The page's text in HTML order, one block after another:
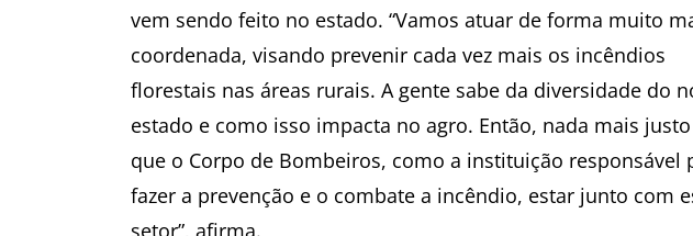
vem sendo feito no estado. “Vamos atuar de forma muito
coordenada, visando prevenir cada vez mais os incêndios
florestais nas áreas rurais. A gente sabe da diversidade do
estado e como isso impacta no agro. Então, nada mais
que o Corpo de Bombeiros, como a instituição responsável
fazer a prevenção e o combate a incêndio, estar junto com